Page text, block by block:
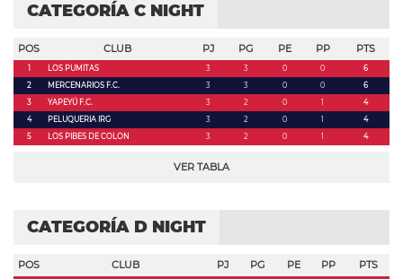
CATEGORÍA C NIGHT
POS CLUB PJ PG PE PP PTS
1 LOS PUMITAS 3 3 0 0
6
2
MERCENARIOS F.C. 3 3 0 0
6
3
YAPEYÚ F.C. 3 2 0 1
4
4
PELUQUERIA IRG 3 2 0 1
4
5
LOS PIBES DE COLON 3 2 0 1 4
VER TABLA
CATEGORÍA D NIGHT
POS CLUB PJ PG PE PP PTS